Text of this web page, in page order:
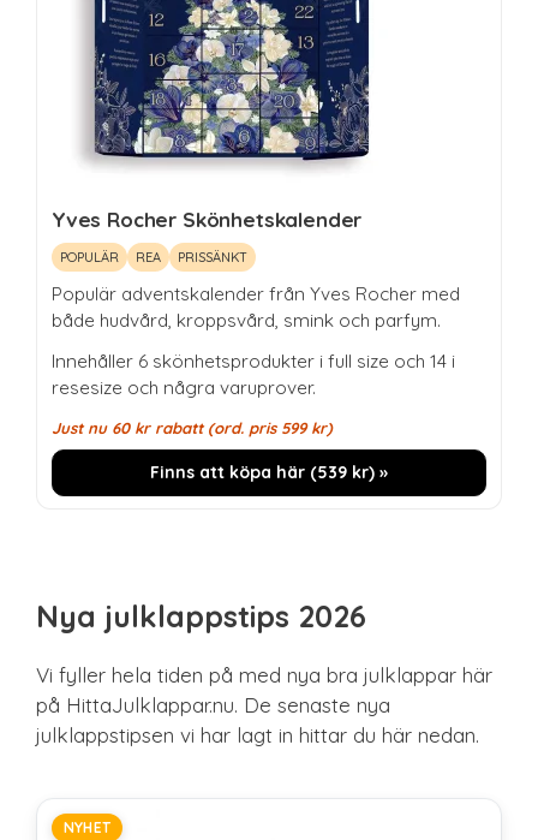
Yves Rocher Skönhetskalender
POPULÄR REA PRISSÄNKT
Populär adventskalender från Yves Rocher med
både hudvård, kroppsvård, smink och parfym.
Innehåller 6 skönhetsprodukter i full size och 14 i
resesize och några varuprover.
Just nu 60 krrabatt (ord. pris 599kr)
Finns att köpa här (539 kr) »
Nya julklappstips 2026
Vi fyller hela tiden på med nya bra julklappar här
på HittaJulklappar.nu. De senaste nya
julklappstipsen vi har lagt in hittar du här nedan.
NYHET